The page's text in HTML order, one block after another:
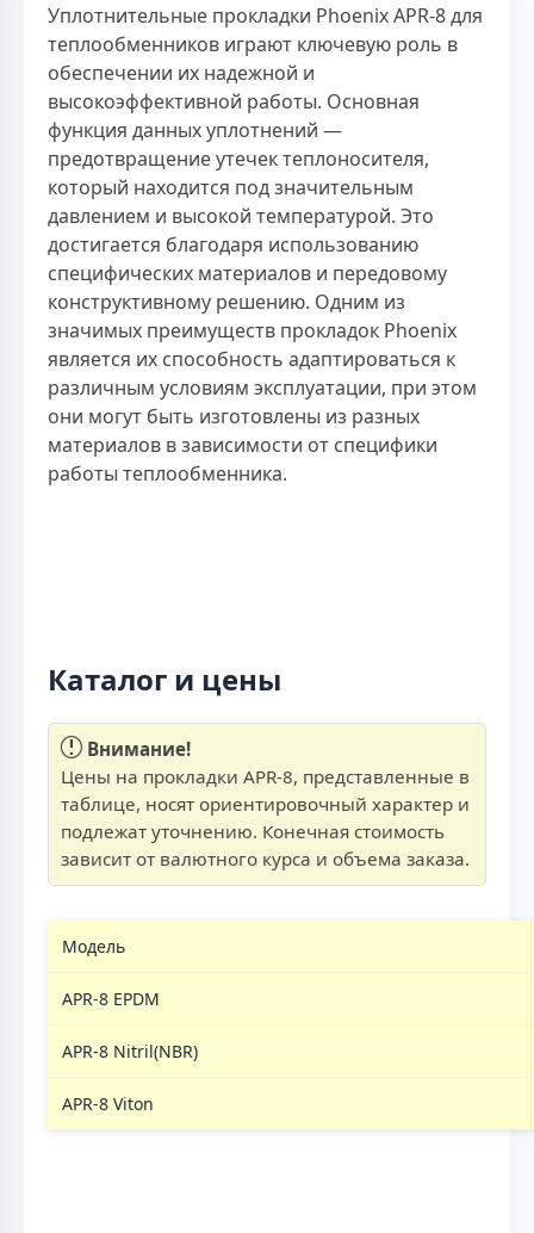
Уплотнительные прокладки Phoenix APR-8 для
теплообменников играют ключевую роль в
обеспечении их надежной и
высокоэффективной работы. Основная
функция данных уплотнений —
предотвращение утечек теплоносителя,
который находится под значительным
давлением и высокой температурой. Это
достигается благодаря использованию
специфических материалов и передовому
конструктивному решению. Одним из
значимых преимуществ прокладок Phoenix
является их способность адаптироваться к
различным условиям эксплуатации, при этом
они могут быть изготовлены из разных
материалов в зависимости от специфики
работы теплообменника.
Каталог и цены
Внимание!
Цены на прокладки APR-8, представленные в
таблице, носят ориентировочный характер и
подлежат уточнению. Конечная стоимость
зависит от валютного курса и объема заказа.
Модель
APR-8 EPDM
APR-8 Nitril(NBR)
APR-8 Viton